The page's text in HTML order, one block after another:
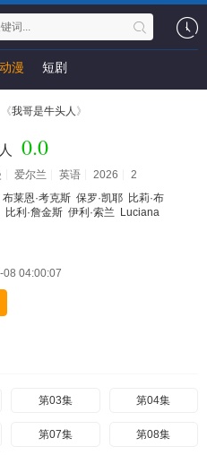
动漫 短剧
《我哥是牛头人 》
0.0
爱尔兰 英语 2026
2
布莱恩·考克斯 保罗·凯耶 比莉·布
比利·詹金斯 伊利·索兰
Luciana
08 04:00:07
第03集 第04集
第07集 第08集